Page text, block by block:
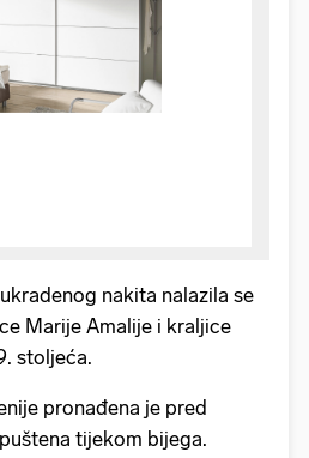
nakita nalazila se
Marije Amalije i kraljice
stoljeća.
pronađena je pred
tijekom bijega.